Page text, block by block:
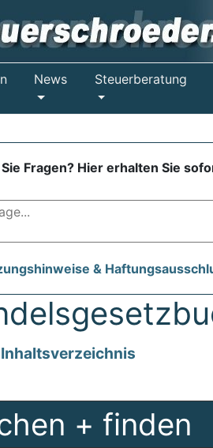
News Steuerberatung
Sie Fragen? Hier erhalten Sie
&
+ finden